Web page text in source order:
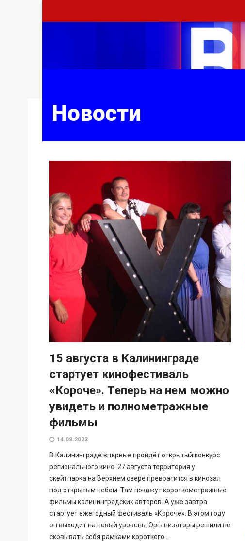
Новости
15 августа в Калининграде
стартует кинофестиваль
«Короче». Теперь на нем можно
увидеть и полнометражные
фильмы
14.08.2023
В Калининграде впервые пройдёт открытый конкурс
регионального кино. 27 августа территория у
скейтпарка на Верхнем озере превратится в кинозал
под открытым небом. Там покажут короткометражные
фильмы калининградских авторов. А уже завтра
стартует ежегодный фестиваль «Короче». В этом году
он выходит на новый уровень. Организаторы решили не
сковывать себя рамками короткого...